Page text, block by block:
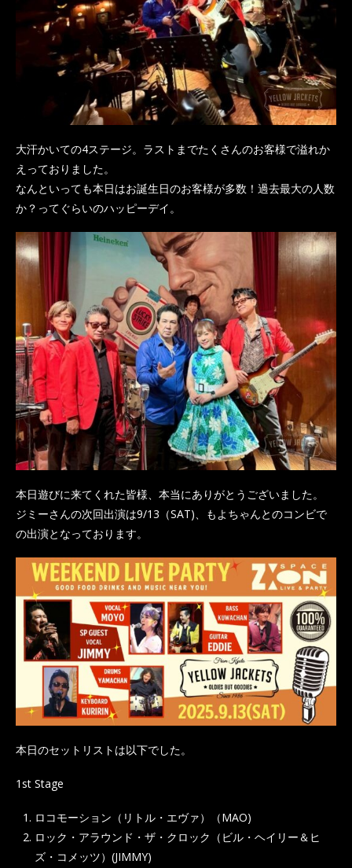
大汗かいての4ステージ。ラストまでたくさんのお客様で溢れか
えっておりました。
なんといっても本日はお誕生日のお客様が多数！過去最大の人数
か？ってぐらいのハッピーデイ。
本日遊びに来てくれた皆様、本当にありがとうございました。
ジミーさんの次回出演は9/13（SAT)、もよちゃんとのコンビで
の出演となっております。
本日のセットリストは以下でした。
1st Stage
ロコモーション（リトル・エヴァ）（MAO)
ロック・アラウンド・ザ・クロック（ビル・ヘイリー＆ヒ
ズ・コメッツ）(JIMMY)